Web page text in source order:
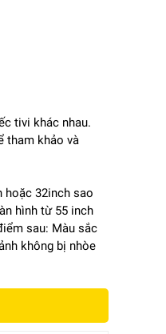
tivi khác nhau.
tham khảo và
hoặc 32inch sao
hình từ 55 inch
sau: Màu sắc
không bị nhòe